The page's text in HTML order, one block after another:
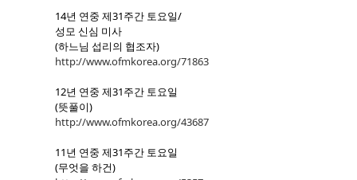
14년 연중 제31주간 토요일/
성모 신심 미사
(하느님 섭리의 협조자)
http://www.ofmkorea.org/71863
12년 연중 제31주간 토요일
(뜻풀이)
http://www.ofmkorea.org/43687
11년 연중 제31주간 토요일
(무엇을 하건)